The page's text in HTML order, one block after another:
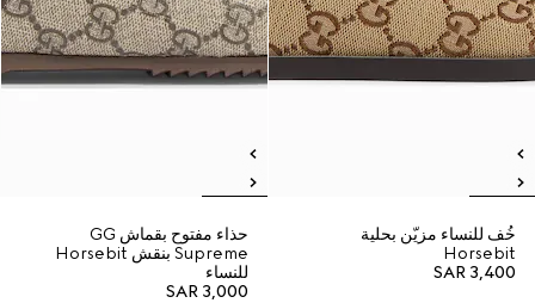
خُف للنساء مزيّن بحلية
Horsebit
SAR 3,400
حذاء مفتوح بقماش GG
Supreme بنقش Horsebit
للنساء
SAR 3,000